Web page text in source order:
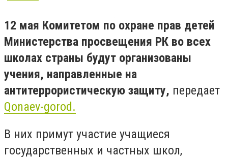
12 мая Комитетом по охране прав детей
Министерства просвещения РК во всех
школах страны будут организованы
учения, направленные на
антитеррористическую защиту, передает
Qonaev-gorod.
В них примут участие учащиеся
государственных и частных школ,